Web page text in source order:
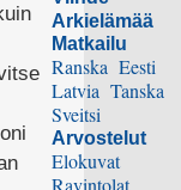
Arkielämää
Matkailu
Ranska Eesti
Latvia Tanska
Sveitsi
Arvostelut
Elokuvat